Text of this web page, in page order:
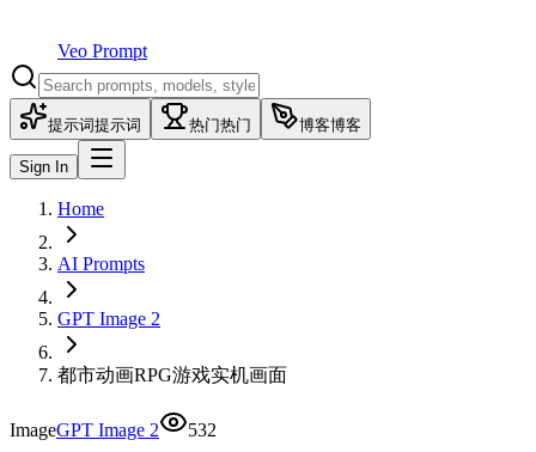
Veo Prompt
提示词提示词 热门热门 博客博客
Sign In
Home
AI Prompts
GPT Image 2
都市动画RPG游戏实机画面
ImageGPT Image 2 532